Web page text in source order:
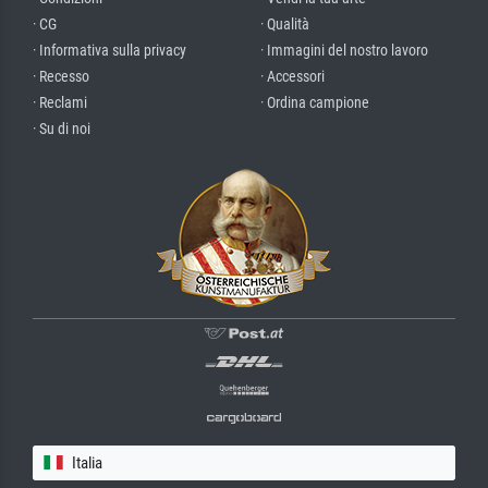
· CG
· Informativa sulla privacy
· Recesso
· Reclami
· Su di noi
· Qualità
· Immagini del nostro lavoro
· Accessori
· Ordina campione
Italia